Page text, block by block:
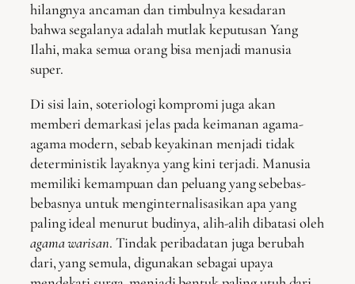
hilangnya ancaman dan timbulnya kesadaran
bahwa segalanya adalah mutlak keputusan Yang
Ilahi, maka semua orang bisa menjadi manusia
super.
Di sisi lain, soteriologi kompromi juga akan
memberi demarkasi jelas pada keimanan agama-
agama modern, sebab keyakinan menjadi tidak
deterministik layaknya yang kini terjadi. Manusia
memiliki kemampuan dan peluang yang sebebas-
bebasnya untuk menginternalisasikan apa yang
paling ideal menurut budinya, alih-alih dibatasi oleh
agama warisan. Tindak peribadatan juga berubah
dari, yang semula, digunakan sebagai upaya